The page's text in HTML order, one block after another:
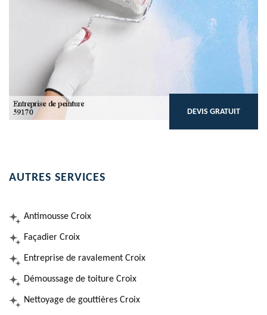
DEVIS GRATUIT
AUTRES SERVICES
Antimousse Croix
Façadier Croix
Entreprise de ravalement Croix
Démoussage de toiture Croix
Nettoyage de gouttières Croix